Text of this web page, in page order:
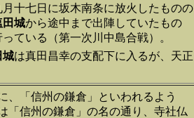
十七日に坂木南条に放火したものの
田城から途中まで出陣していたもの
ている（第一次川中島合戦）。
城は真田昌幸の支配下に入るが、天正
、「信州の鎌倉」といわれるよう
「信州の鎌倉」の名の通り、寺社仏